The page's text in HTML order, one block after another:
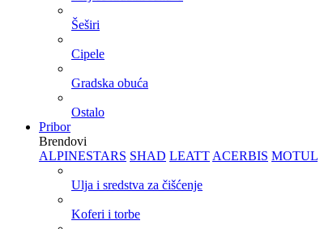
Šeširi
Cipele
Gradska obuća
Ostalo
Pribor
Brendovi
ALPINESTARS SHAD LEATT ACERBIS MOTUL
Ulja i sredstva za čišćenje
Koferi i torbe